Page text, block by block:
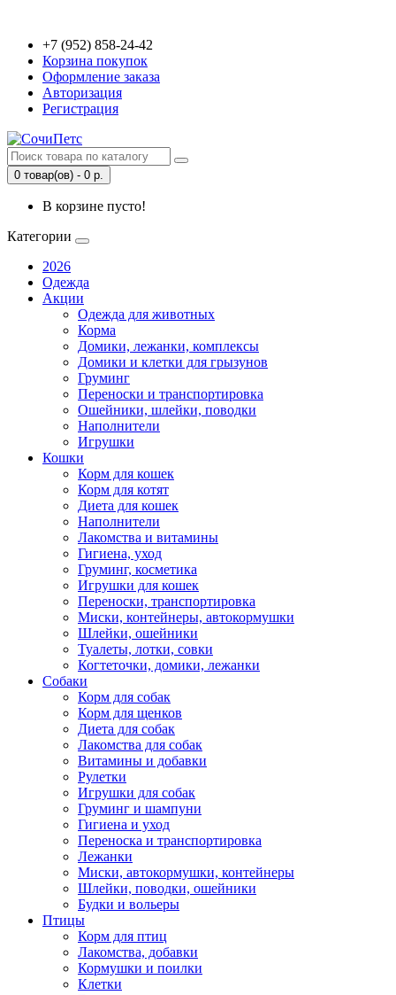
+7 (952) 858-24-42
Корзина покупок
Оформление заказа
Авторизация
Регистрация
0 товар(ов) - 0 р.
В корзине пусто!
Категории
2026
Одежда
Акции
Одежда для животных
Корма
Домики, лежанки, комплексы
Домики и клетки для грызунов
Груминг
Переноски и транспортировка
Ошейники, шлейки, поводки
Наполнители
Игрушки
Кошки
Корм для кошек
Корм для котят
Диета для кошек
Наполнители
Лакомства и витамины
Гигиена, уход
Груминг, косметика
Игрушки для кошек
Переноски, транспортировка
Миски, контейнеры, автокормушки
Шлейки, ошейники
Туалеты, лотки, совки
Когтеточки, домики, лежанки
Собаки
Корм для собак
Корм для щенков
Диета для собак
Лакомства для собак
Витамины и добавки
Рулетки
Игрушки для собак
Груминг и шампуни
Гигиена и уход
Переноска и транспортировка
Лежанки
Миски, автокормушки, контейнеры
Шлейки, поводки, ошейники
Будки и вольеры
Птицы
Корм для птиц
Лакомства, добавки
Кормушки и поилки
Клетки